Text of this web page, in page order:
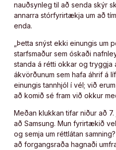
nauðsynleg til að senda skýr
annarra stórfyrirtækja um að
enda.
„Þetta snýst ekki einungis um
starfsmaður sem óskaði
standa á rétti okkar og tryggja
ákvörðunum sem hafa áhrif á
einungis tannhjól í vél; við
að komið sé fram við okkur
Meðan klukkan tifar niður að
að Samsung. Mun fyrirtækið
og semja um réttlátan
að forgangsraða hagnaði